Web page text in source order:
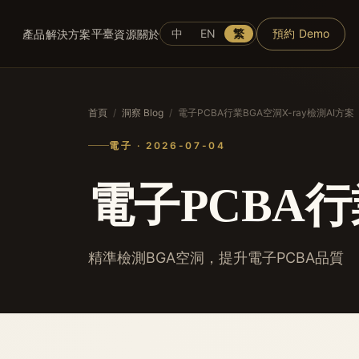
產品解決方案平臺資源關於 中 EN 繁 預約 Demo
首頁 / 洞察 Blog / 電子PCBA行業BGA空洞X-ray檢測AI方案
電子 · 2026-07-04
電子PCBA
精準檢測BGA空洞，提升電子PCBA品質